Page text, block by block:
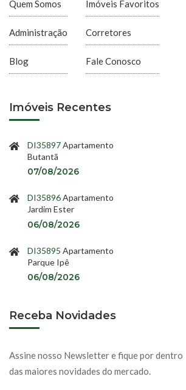
Quem Somos
Administração
Blog
Imóveis Favoritos
Corretores
Fale Conosco
Imóveis Recentes
DI35897Apartamento
Butantã
07/08/2026
DI35896Apartamento
Jardim Ester
06/08/2026
DI35895 Apartamento
Parque Ipê
06/08/2026
Receba Novidades
Assine nosso Newsletter e fique por dentro
das maiores novidades do mercado.